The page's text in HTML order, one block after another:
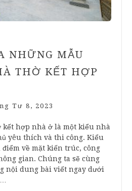
NHỮNG MẪU
THỜ KẾT HỢP
Tư 8, 2023
hợp nhà ở là một kiểu nhà
yêu thích và thi công. Kiểu
về mặt kiến trúc, công
gian. Chúng ta sẽ cùng
nội dung bài viết ngay dưới